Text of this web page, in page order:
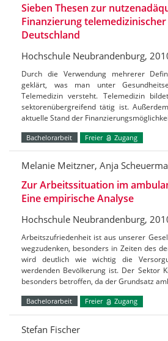
Sieben Thesen zur
Finanzierung
Deutschland
Hochschule Neubrandenburg,
Durch die Verwendung mehrerer
geklärt, was man unter
Telemedizin versteht. Telemedizin
sektorenübergreifend tätig ist.
aktuelle Stand der
Bachelorarbeit Freier Zugang
Melanie Meitzner, Anja
Zur Arbeitssituation im
Eine empirische Analyse
Hochschule Neubrandenburg,
Arbeitszufriedenheit ist aus unserer
wegzudenken, besonders in Zeiten des
wird deutlich wie wichtig die
werdenden Bevölkerung ist. Der Sektor
besonders betroffen, da der Grundsatz
Bachelorarbeit Freier Zugang
Stefan Fischer